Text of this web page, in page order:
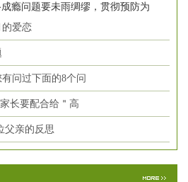
瘾问题要未雨绸缪，贯彻预防为
爱恋
问过下面的8个问
长要配合给＂高
亲的反思